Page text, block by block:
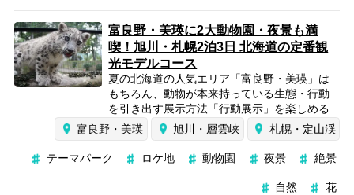
富良野・美瑛に2大動物園・夜景も満
喫！旭川・札幌2泊3日 北海道の定番観
光モデルコース
夏の北海道の人気エリア「富良野・美瑛」は
もちろん、動物が本来持っている生態・行動
を引き出す展示方法「行動展示」を楽しめる...
富良野・美瑛
旭川・層雲峡 札幌・定山渓
テーマパーク ロケ地 動物園 夜景 絶景
自然 花